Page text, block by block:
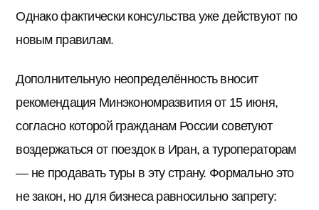
Однако фактически консульства уже действуют по
новым правилам.
Дополнительную неопределённость вносит
рекомендация Минэкономразвития от 15 июня,
согласно которой гражданам России советуют
воздержаться от поездок в Иран, а туроператорам
— не продавать туры в эту страну. Формально это
не закон, но для бизнеса равносильно запрету: